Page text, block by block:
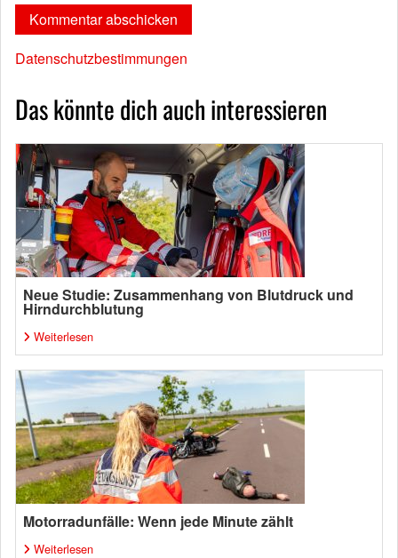
Datenschutzbestimmungen
Das könnte dich auch interessieren
Neue Studie: Zusammenhang von Blutdruck und
Hirndurchblutung
Weiterlesen
Motorradunfälle: Wenn jede Minute zählt
Weiterlesen